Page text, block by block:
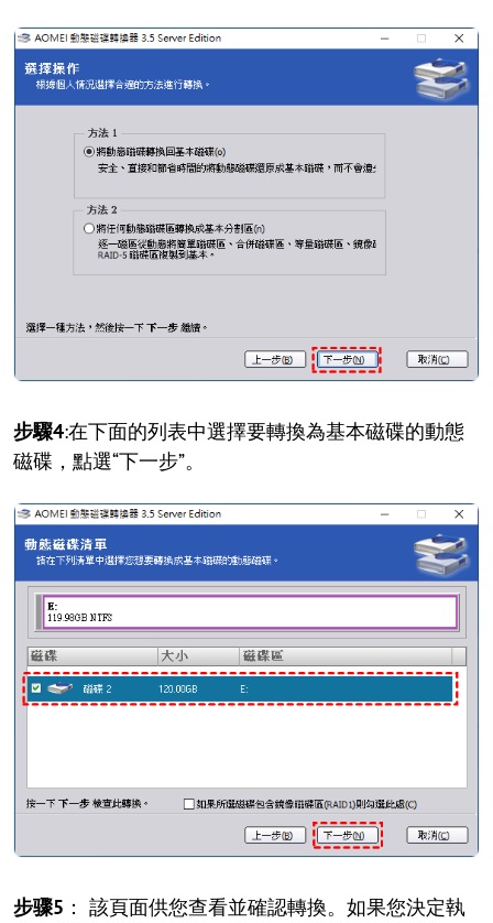
步驟4:在下面的列表中選擇要轉換為基本磁碟的動態
磁碟，點選“下一步”。
步骤5 ： 該頁面供您查看並確認轉換。如果您決定執